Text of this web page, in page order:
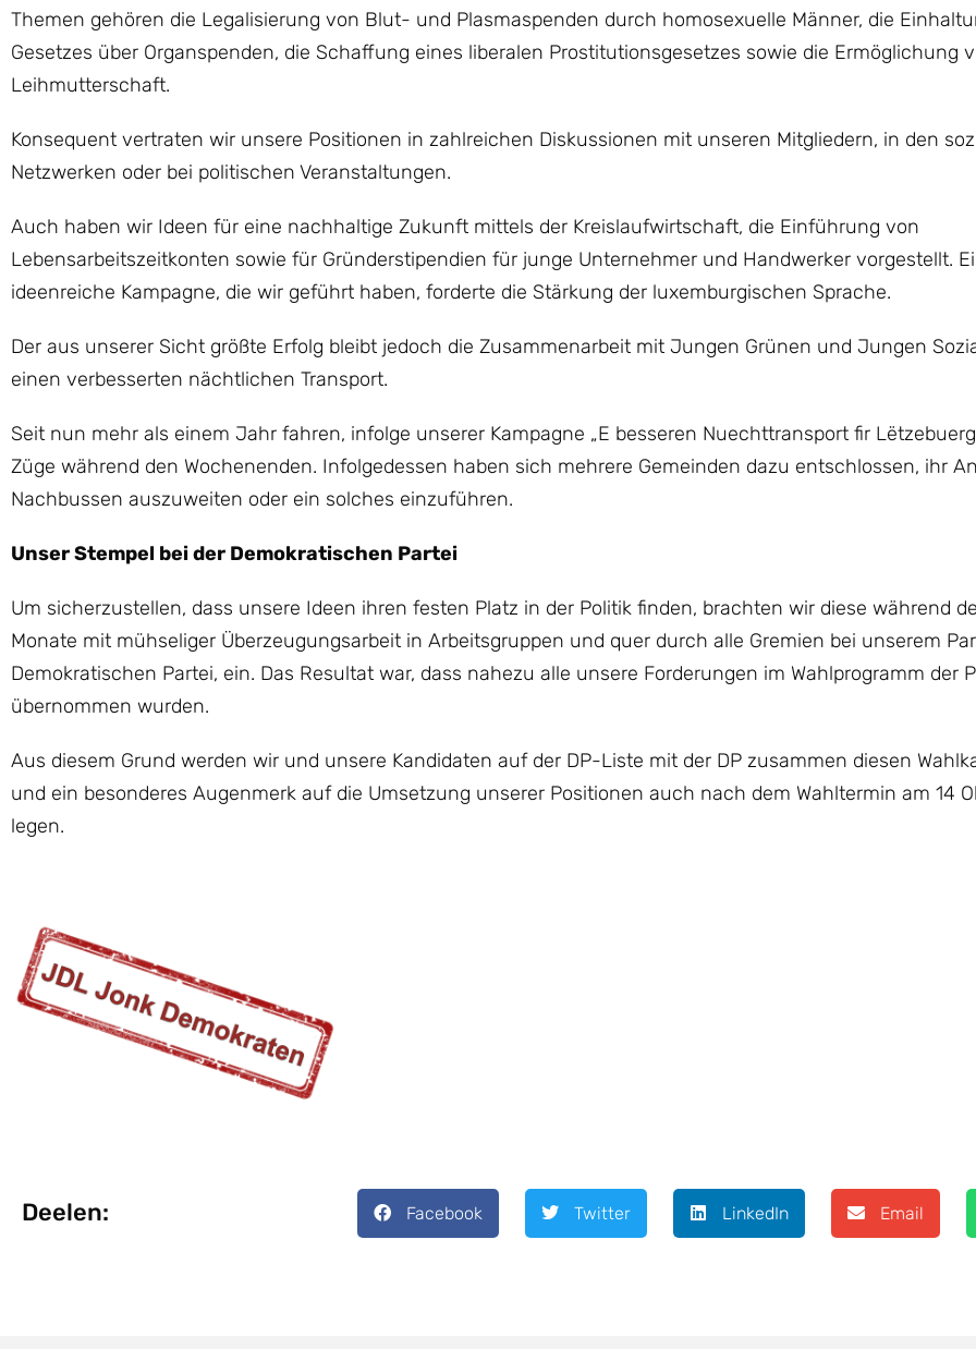
Themen gehören die Legalisierung von Blut- und Plasmaspenden durch homosexuelle Männer, die
Gesetzes über Organspenden, die Schaffung eines liberalen Prostitutionsgesetzes sowie die Ermöglichung
Leihmutterschaft.
Konsequent vertraten wir unsere Positionen in zahlreichen Diskussionen mit unseren Mitgliedern, in den
Netzwerken oder bei politischen Veranstaltungen.
Auch haben wir Ideen für eine nachhaltige Zukunft mittels der Kreislaufwirtschaft, die Einführung von
Lebensarbeitszeitkonten sowie für Gründerstipendien für junge Unternehmer und Handwerker vorgestellt.
ideenreiche Kampagne, die wir geführt haben, forderte die Stärkung der luxemburgischen Sprache.
Der aus unserer Sicht größte Erfolg bleibt jedoch die Zusammenarbeit mit Jungen Grünen und Jungen
einen verbesserten nächtlichen Transport.
Seit nun mehr als einem Jahr fahren, infolge unserer Kampagne „E besseren Nuechttransport fir
Züge während den Wochenenden. Infolgedessen haben sich mehrere Gemeinden dazu entschlossen, ihr
Nachbussen auszuweiten oder ein solches einzuführen.
Unser Stempel bei der Demokratischen Partei
Um sicherzustellen, dass unsere Ideen ihren festen Platz in der Politik finden, brachten wir diese während
Monate mit mühseliger Überzeugungsarbeit in Arbeitsgruppen und quer durch alle Gremien bei unserem
Demokratischen Partei, ein. Das Resultat war, dass nahezu alle unsere Forderungen im Wahlprogramm der
übernommen wurden.
Aus diesem Grund werden wir und unsere Kandidaten auf der DP-Liste mit der DP zusammen diesen
und ein besonderes Augenmerk auf die Umsetzung unserer Positionen auch nach dem Wahltermin am 14
legen.
Deelen: Facebook Twitter LinkedIn Email